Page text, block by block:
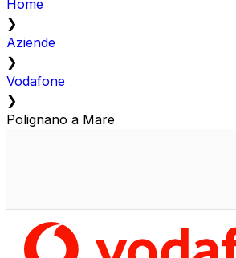
Home
❯
Aziende
❯
Vodafone
❯
Polignano a Mare